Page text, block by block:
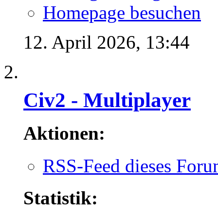
Homepage besuchen
12. April 2026, 13:44
Civ2 - Multiplayer
Aktionen:
RSS-Feed dieses
Statistik: